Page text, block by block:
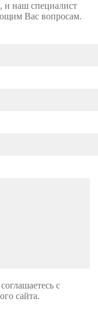
и наш специалист
Вас вопросам.
с
сайта.